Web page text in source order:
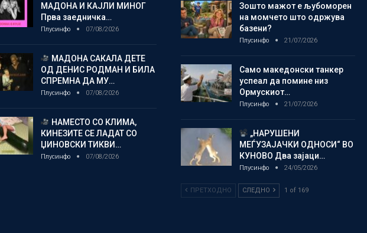
МАДОНА И КАЈЛИ МИНОГ
Прва заедничка…
Плусинфо 07/08/2026
МАДОНА САКАЛА ДЕТЕ
ОД ДЕНИС РОДМАН И БИЛА
СПРЕМНА ДА МУ…
Плусинфо 07/08/2026
НАМЕСТО СО КЛИМА,
КИНЕЗИТЕ СЕ ЛАДАТ СО
ЏИНОВСКИ ТИКВИ…
Плусинфо 07/08/2026
Зошто мажот е љубоморен
на момчето што одржува
базени?
Плусинфо 21/07/2026
Само македонски танкер
успеал да помине низ
Ормускиот…
Плусинфо 21/07/2026
„НАРУШЕНИ
МЕЃУЗАЈАЧКИ ОДНОСИ“ ВО
КУНОВО Два зајаци…
Плусинфо 24/05/2026
ПРЕТХОДНО СЛЕДНО 1 of 169